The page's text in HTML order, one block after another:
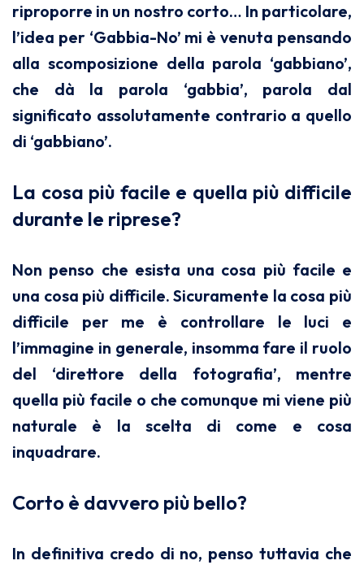
riproporre in un nostro corto… In particolare,
l’idea per ‘Gabbia-No’ mi è venuta pensando
alla scomposizione della parola ‘gabbiano’,
che dà la parola ‘gabbia’, parola dal
significato assolutamente contrario a quello
di ‘gabbiano’.
La cosa più facile e quella più difficile
durante le riprese?
Non penso che esista una cosa più facile e
una cosa più difficile. Sicuramente la cosa più
difficile per me è controllare le luci e
l’immagine in generale, insomma fare il ruolo
del ‘direttore della fotografia’, mentre
quella più facile o che comunque mi viene più
naturale è la scelta di come e cosa
inquadrare.
Corto è davvero più bello?
In definitiva credo di no, penso tuttavia che